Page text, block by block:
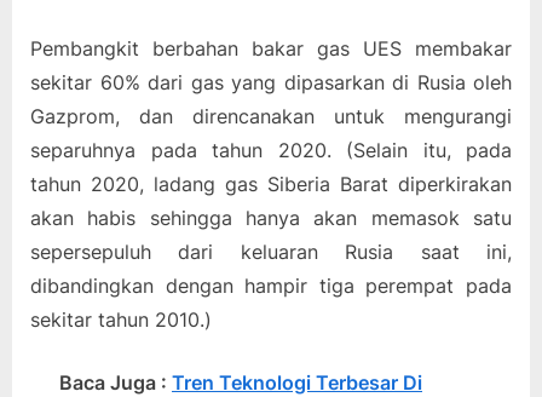
Pembangkit berbahan bakar gas UES membakar
sekitar 60% dari gas yang dipasarkan di Rusia oleh
Gazprom, dan direncanakan untuk mengurangi
separuhnya pada tahun 2020. (Selain itu, pada
tahun 2020, ladang gas Siberia Barat diperkirakan
akan habis sehingga hanya akan memasok satu
sepersepuluh dari keluaran Rusia saat ini,
dibandingkan dengan hampir tiga perempat pada
sekitar tahun 2010.)
Baca Juga : Tren Teknologi Terbesar Di